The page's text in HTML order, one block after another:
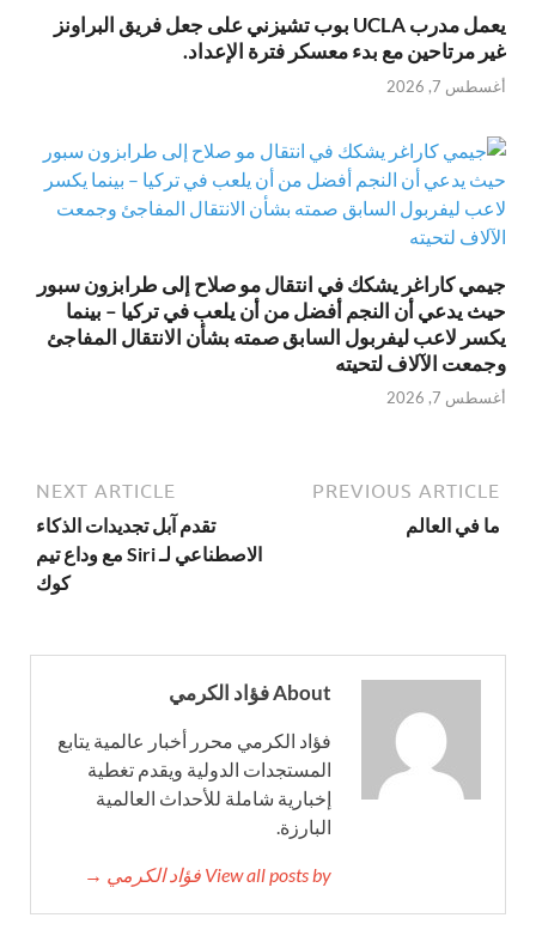
يعمل مدرب UCLA بوب تشيزني على جعل فريق البراونز
غير مرتاحين مع بدء معسكر فترة الإعداد.
أغسطس 7, 2026
جيمي كاراغر يشكك في انتقال مو صلاح إلى طرابزون سبور
حيث يدعي أن النجم أفضل من أن يلعب في تركيا – بينما
يكسر لاعب ليفربول السابق صمته بشأن الانتقال المفاجئ
وجمعت الآلاف لتحيته
أغسطس 7, 2026
PREVIOUS ARTICLE
ما في العالم
NEXT ARTICLE
تقدم آبل تجديدات الذكاء
الاصطناعي لـ Siri مع وداع تيم
كوك
About فؤاد الكرمي
فؤاد الكرمي محرر أخبار عالمية يتابع
المستجدات الدولية ويقدم تغطية
إخبارية شاملة للأحداث العالمية
البارزة.
View all posts by فؤاد الكرمي →